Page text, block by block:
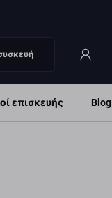
επισκευής Blog